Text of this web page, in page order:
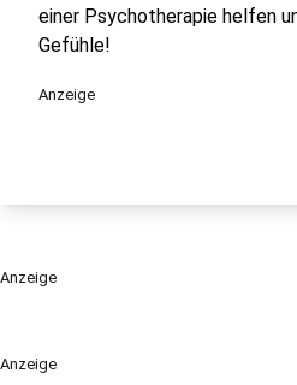
Anzeige
einer Psychotherapie helfen
Gefühle!
Anzeige
Anzeige